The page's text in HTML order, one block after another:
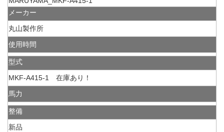
メーカー
丸山製作所
使用時間
型式
MKF-A415-1 在庫あり！
馬力
整備
新品